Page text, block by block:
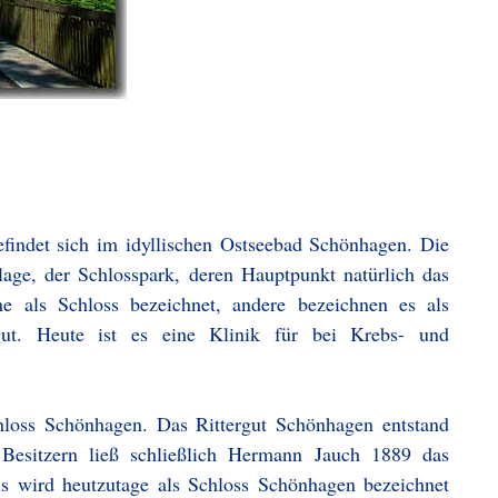
sich im idyllischen Ostseebad Schönhagen. Die
der Schlosspark, deren Hauptpunkt natürlich das
als Schloss bezeichnet, andere bezeichnen es als
Heute ist es eine Klinik für bei Krebs- und
Schönhagen. Das Rittergut Schönhagen entstand
ließ schließlich Hermann Jauch 1889 das
wird heutzutage als Schloss Schönhagen bezeichnet